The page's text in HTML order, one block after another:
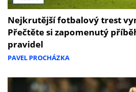
Nejkrutější fotbalový trest
Přečtěte si zapomenutý
pravidel
PAVEL PROCHÁZKA